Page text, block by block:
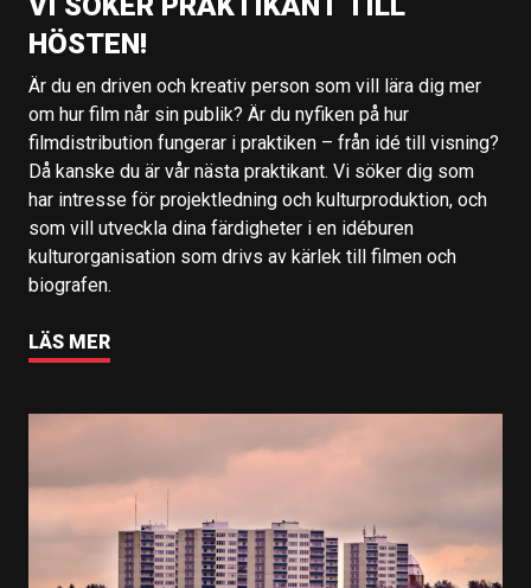
HÖSTEN!
Är du en driven och kreativ person som vill lära dig mer
om hur film når sin publik? Är du nyfiken på hur
filmdistribution fungerar i praktiken – från idé till visning?
Då kanske du är vår nästa praktikant. Vi söker dig som
har intresse för projektledning och kulturproduktion, och
som vill utveckla dina färdigheter i en idéburen
kulturorganisation som drivs av kärlek till filmen och
biografen.
LÄS MER